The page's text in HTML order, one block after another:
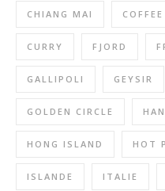
CHIANG MAI
CURRY FJORD
GALLIPOLI GEYSIR
GOLDEN CIRCLE
HONG ISLAND HOT
ISLANDE ITALIE